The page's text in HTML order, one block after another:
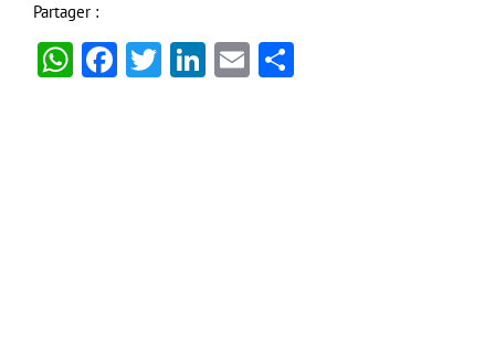
Partager :
WhatsApp
Facebook
Twitter
LinkedIn
Email